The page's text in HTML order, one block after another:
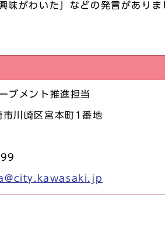
味がわいた」などの発言がありま
ブメント推進担当
川崎区宮本町1番地